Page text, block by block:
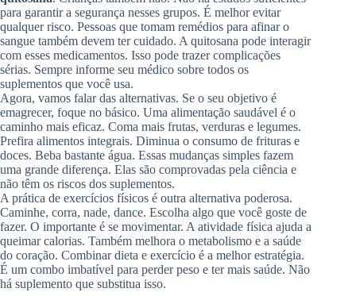
para garantir a segurança nesses grupos. É melhor evitar
qualquer risco. Pessoas que tomam remédios para afinar o
sangue também devem ter cuidado. A quitosana pode interagir
com esses medicamentos. Isso pode trazer complicações
sérias. Sempre informe seu médico sobre todos os
suplementos que você usa.
Agora, vamos falar das alternativas. Se o seu objetivo é
emagrecer, foque no básico. Uma alimentação saudável é o
caminho mais eficaz. Coma mais frutas, verduras e legumes.
Prefira alimentos integrais. Diminua o consumo de frituras e
doces. Beba bastante água. Essas mudanças simples fazem
uma grande diferença. Elas são comprovadas pela ciência e
não têm os riscos dos suplementos.
A prática de exercícios físicos é outra alternativa poderosa.
Caminhe, corra, nade, dance. Escolha algo que você goste de
fazer. O importante é se movimentar. A atividade física ajuda a
queimar calorias. Também melhora o metabolismo e a saúde
do coração. Combinar dieta e exercício é a melhor estratégia.
É um combo imbatível para perder peso e ter mais saúde. Não
há suplemento que substitua isso.